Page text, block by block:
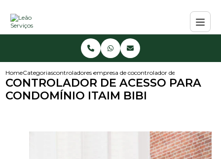
HomeCategoriascontroladores de acessoempresa de controlador de acesso
controlador de acesso para
CONTROLADOR DE ACESSO PARA
CONDOMÍNIO ITAIM BIBI